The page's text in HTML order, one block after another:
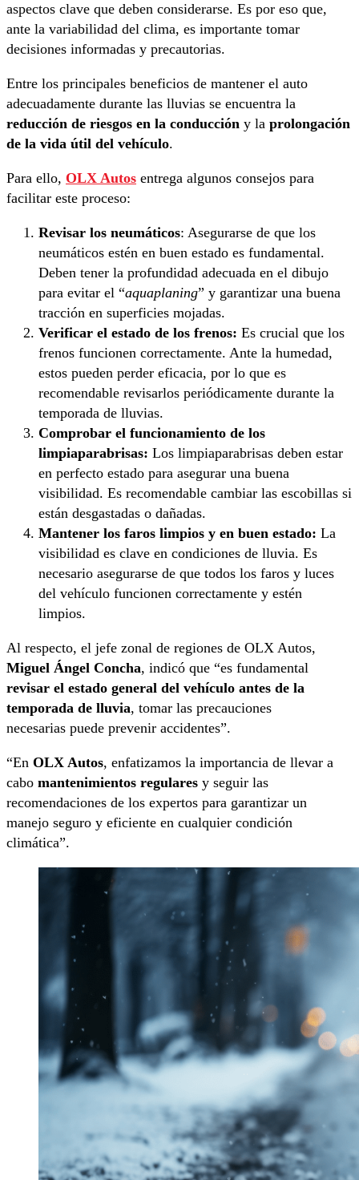
aspectos clave que deben considerarse. Es por eso que,
ante la variabilidad del clima, es importante tomar
decisiones informadas y precautorias.
Entre los principales beneficios de mantener el auto
adecuadamente durante las lluvias se encuentra la
reducción de riesgos en la conducción y la prolongación
de la vida útil del vehículo.
Para ello, OLX Autos entrega algunos consejos para
facilitar este proceso:
Revisar los neumáticos: Asegurarse de que los
neumáticos estén en buen estado es fundamental.
Deben tener la profundidad adecuada en el dibujo
para evitar el “aquaplaning” y garantizar una buena
tracción en superficies mojadas.
Verificar el estado de los frenos: Es crucial que los
frenos funcionen correctamente. Ante la humedad,
estos pueden perder eficacia, por lo que es
recomendable revisarlos periódicamente durante la
temporada de lluvias.
Comprobar el funcionamiento de los
limpiaparabrisas: Los limpiaparabrisas deben estar
en perfecto estado para asegurar una buena
visibilidad. Es recomendable cambiar las escobillas si
están desgastadas o dañadas.
Mantener los faros limpios y en buen estado: La
visibilidad es clave en condiciones de lluvia. Es
necesario asegurarse de que todos los faros y luces
del vehículo funcionen correctamente y estén
limpios.
Al respecto, el jefe zonal de regiones de OLX Autos,
Miguel Ángel Concha, indicó que “es fundamental
revisar el estado general del vehículo antes de la
temporada de lluvia, tomar las precauciones
necesarias puede prevenir accidentes”.
“En OLX Autos, enfatizamos la importancia de llevar a
cabo mantenimientos regulares y seguir las
recomendaciones de los expertos para garantizar un
manejo seguro y eficiente en cualquier condición
climática”.